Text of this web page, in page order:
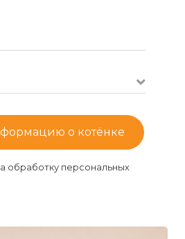
о котёнке
обработку персональных